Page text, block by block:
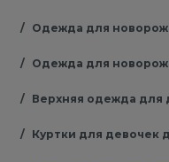
Одежда для
Одежда для
Верхняя одежда для
Куртки для девочек